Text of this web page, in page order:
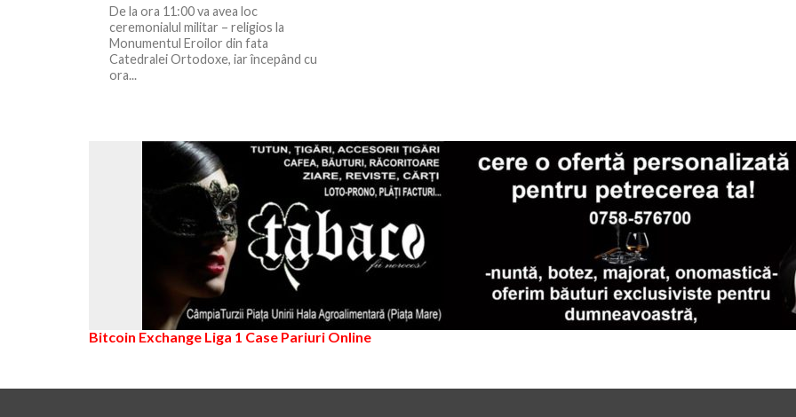
De la ora 11:00 va avea loc
ceremonialul militar – religios la
Monumentul Eroilor din fata
Catedralei Ortodoxe, iar începând cu
ora...
Bitcoin Exchange Liga 1 Case Pariuri Online